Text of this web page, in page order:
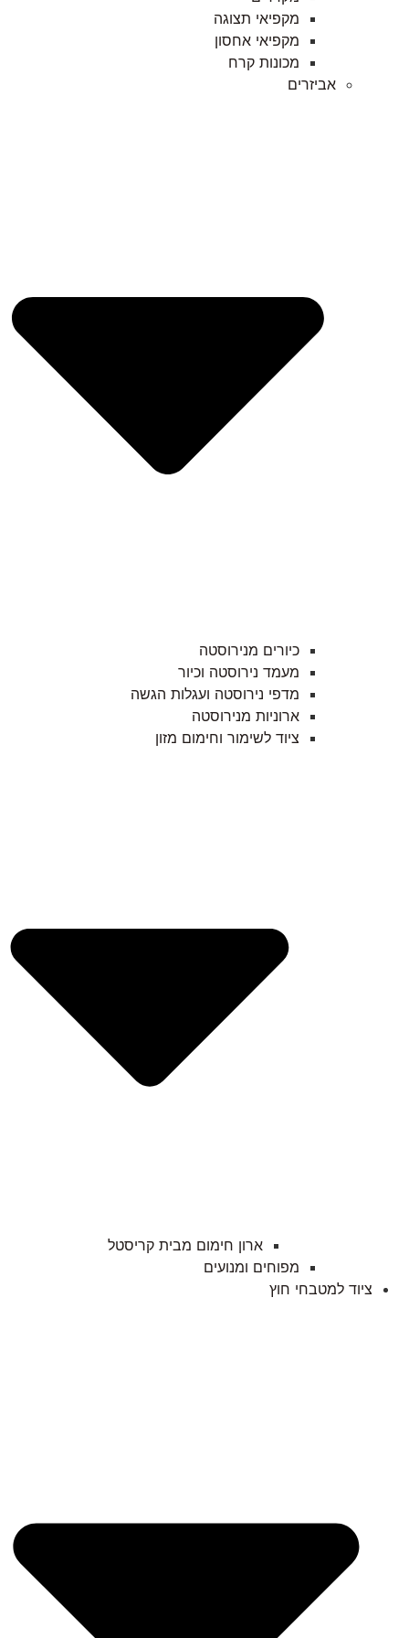
מקפיאי תצוגה
מקפיאי אחסון
מכונות קרח
אביזרים
כיורים מנירוסטה
מעמד נירוסטה וכיור
מדפי נירוסטה ועגלות הגשה
ארוניות מנירוסטה
ציוד לשימור וחימום מזון
ארון חימום מבית קריסטל
מפוחים ומנועים
ציוד למטבחי חוץ